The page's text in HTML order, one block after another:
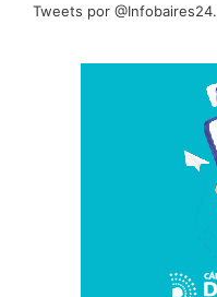
Tweets por @Infobaires24.